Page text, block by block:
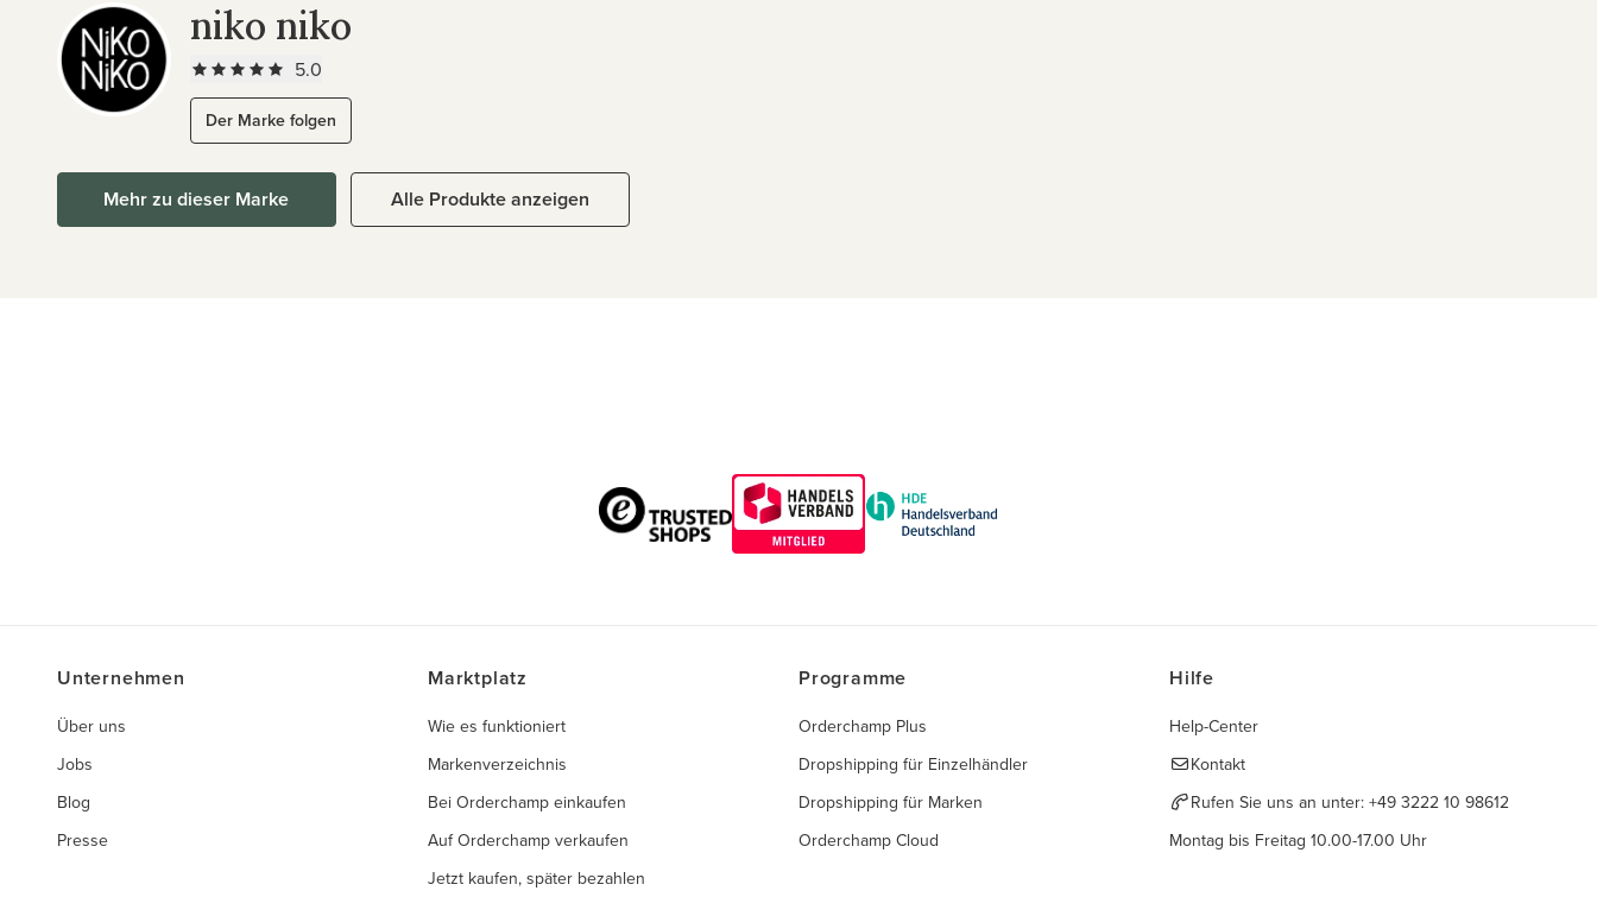
niko niko
5.0
Der Marke folgen
Mehr zu dieser Marke Alle Produkte anzeigen
Unternehmen
Über uns
Jobs
Blog
Presse
Marktplatz
Wie es funktioniert
Markenverzeichnis
Bei Orderchamp einkaufen
Auf Orderchamp verkaufen
Jetzt kaufen, später bezahlen
Programme
Orderchamp Plus
Dropshipping für Einzelhändler
Dropshipping für Marken
Orderchamp Cloud
Hilfe
Help-Center
Kontakt
Rufen Sie uns an unter: +49 3222 10 98612
Montag bis Freitag 10.00-17.00 Uhr